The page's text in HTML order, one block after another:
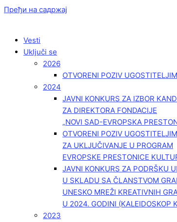
Пређи на садржај
Vesti
Uključi se
2026
OTVORENI POZIV
2024
JAVNI KONKURS ZA IZBOR
ZA DIREKTORA FONDACIJE
„NOVI SAD-EVROPSKA
OTVORENI POZIV
ZA UKLJUČIVANJE U PROGRAM
EVROPSKE PRESTONICE
JAVNI KONKURS ZA PODRŠKU
U SKLADU SA ČLANSTVOM
UNESKO MREŽI KREATIVNIH
U 2024. GODINI (KALEIDOSKOP
2023